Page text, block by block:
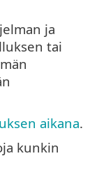
ja
tai
aikana.
kunkin